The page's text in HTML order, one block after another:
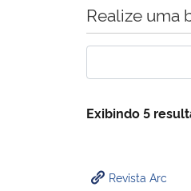
Início do conteúdo
Realize uma
Exibindo 5
Revista Arc